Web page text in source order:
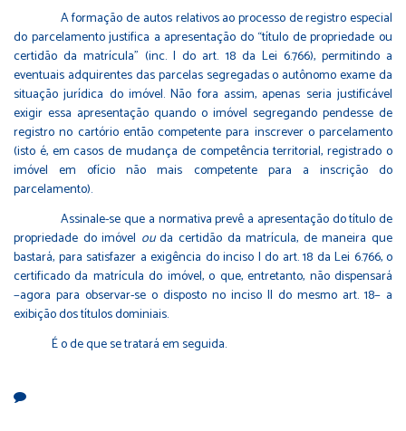
A formação de autos relativos ao processo de registro especial
do parcelamento justifica a apresentação do “título de propriedade ou
certidão da matrícula” (inc. I do art. 18 da Lei 6.766), permitindo a
eventuais adquirentes das parcelas segregadas o autônomo exame da
situação jurídica do imóvel. Não fora assim, apenas seria justificável
exigir essa apresentação quando o imóvel segregando pendesse de
registro no cartório então competente para inscrever o parcelamento
(isto é, em casos de mudança de competência territorial, registrado o
imóvel em ofício não mais competente para a inscrição do
parcelamento).
Assinale-se que a normativa prevê a apresentação do título de
propriedade do imóvel ouda certidão da matrícula, de maneira que
bastará, para satisfazer a exigência do inciso I do art. 18 da Lei 6.766, o
certificado da matrícula do imóvel, o que, entretanto, não dispensará
−agora para observar-se o disposto no inciso II do mesmo art. 18− a
exibição dos títulos dominiais.
É o de que se tratará em seguida.